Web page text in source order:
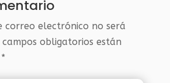
correo electrónico no será
campos obligatorios están
*